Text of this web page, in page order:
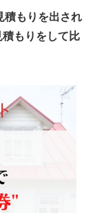
積もりを出され
もりをして比